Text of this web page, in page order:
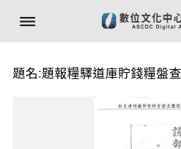
題名:題報糧驛道庫貯錢糧盤